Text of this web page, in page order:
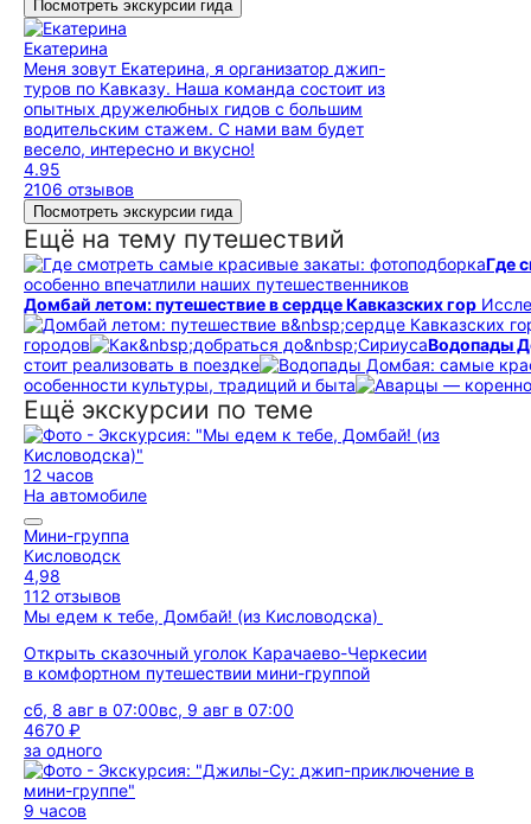
Посмотреть экскурсии гида
Екатерина
Меня зовут Екатерина, я организатор джип-
туров по Кавказу. Наша команда состоит из
опытных дружелюбных гидов с большим
водительским стажем. С нами вам будет
весело, интересно и вкусно!
4.95
2106 отзывов
Посмотреть экскурсии гида
Ещё на тему путешествий
Где
особенно впечатлили наших путешественников
Домбай летом: путешествие в сердце Кавказских гор
городов
Водопады
стоит реализовать в поездке
особенности культуры, традиций и быта
Ещё экскурсии по теме
12 часов
На автомобиле
Мини-группа
Кисловодск
4,98
112 отзывов
Мы едем к тебе, Домбай! (из Кисловодска)
Открыть сказочный уголок Карачаево-Черкесии
в комфортном путешествии мини-группой
сб, 8 авг в 07:00вс, 9 авг в 07:00
4670 ₽
за одного
9 часов